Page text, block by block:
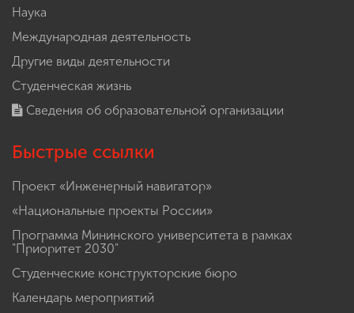
Наука
Международная деятельность
Другие виды деятельности
Студенческая жизнь
Сведения об образовательной организации
Быстрые ссылки
Проект «Инженерный навигатор»
«Национальные проекты России»
Программа Мининского университета в рамках
"Приоритет 2030"
Студенческие конструкторские бюро
Календарь мероприятий